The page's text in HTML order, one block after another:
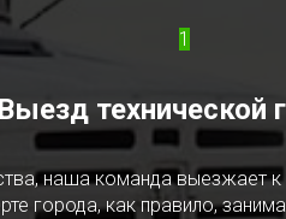
1
Выезд технической
наша команда выезжает
города, как правило,